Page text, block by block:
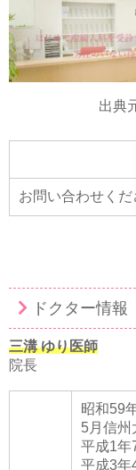
出典
お問い合わせくだ
ドクター情報
三溝 ゆり医師
院長
昭和59
5月信州
平成1年
平成3年